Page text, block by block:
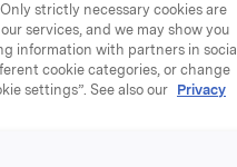
leder for
ASA
strictly necessary cookies are
services, and we may show you
information with partners in social
cookie categories, or change
settings”. See also our Privacy